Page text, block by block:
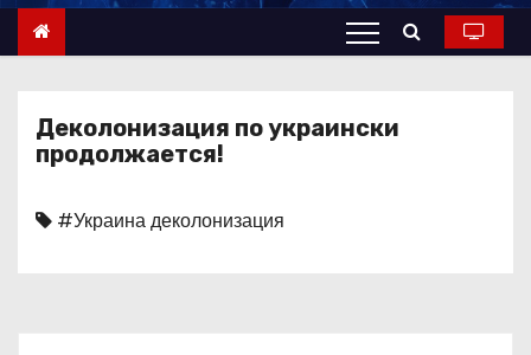
Деколонизация по украински
продолжается!
#Украина деколонизация